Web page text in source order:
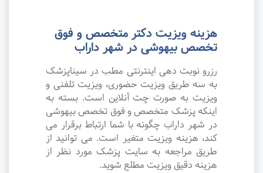
هزینه ویزیت دکتر متخصص و فوق
تخصص بیهوشی در شهر داراب
رزرو نوبت دهی اینترنتی مطب در سیناپزشک
به سه طریق ویزیت حضوری، ویزیت تلفنی و
ویزیت به صورت چت آنلاین است. بسته به
اینکه پزشک متخصص و فوق تخصص بیهوشی
در شهر داراب چگونه با شما ارتباط برقرار می
کند، هزینه ویزیت متغیر است. می توانید از
طریق مراجعه به سایت پزشک مورد نظر از
هزینه دقیق ویزیت مطلع شوید.